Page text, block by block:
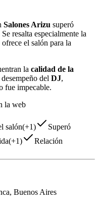
Salones Arizu superó
resalta especialmente la
ofrece el salón para la
la calidad de la
del DJ,
fue impecable.
la web
salón(+1)
Superó
(+1)
Relación
Buenos Aires